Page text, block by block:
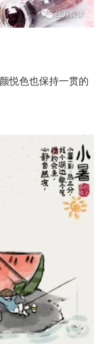
悦色也保持一贯的